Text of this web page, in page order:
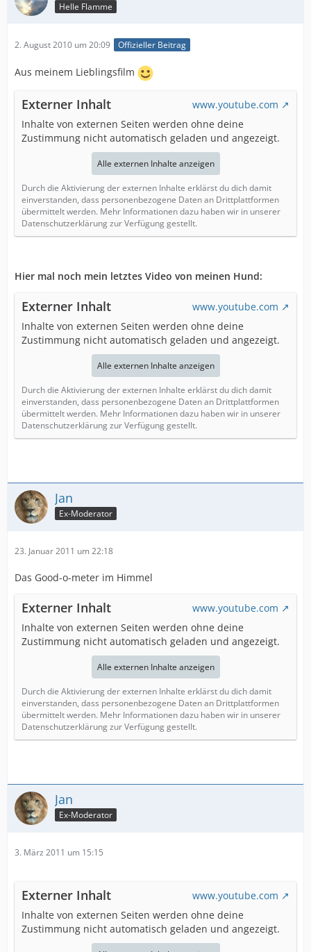
Helle Flamme
2. August 2010 um 20:09 Offizieller Beitrag
Aus meinem Lieblingsfilm
Externer Inhalt
www.youtube.com
Inhalte von externen Seiten werden ohne deine
Zustimmung nicht automatisch geladen und angezeigt.
Alle externen Inhalte anzeigen
Durch die Aktivierung der externen Inhalte erklärst du dich damit
einverstanden, dass personenbezogene Daten an Drittplattformen
übermittelt werden. Mehr Informationen dazu haben wir in unserer
Datenschutzerklärung zur Verfügung gestellt.
Hier mal noch mein letztes Video von meinen Hund:
Externer Inhalt
www.youtube.com
Inhalte von externen Seiten werden ohne deine
Zustimmung nicht automatisch geladen und angezeigt.
Alle externen Inhalte anzeigen
Durch die Aktivierung der externen Inhalte erklärst du dich damit
einverstanden, dass personenbezogene Daten an Drittplattformen
übermittelt werden. Mehr Informationen dazu haben wir in unserer
Datenschutzerklärung zur Verfügung gestellt.
Jan
Ex-Moderator
23. Januar 2011 um 22:18
Das Good-o-meter im Himmel
Externer Inhalt
www.youtube.com
Inhalte von externen Seiten werden ohne deine
Zustimmung nicht automatisch geladen und angezeigt.
Alle externen Inhalte anzeigen
Durch die Aktivierung der externen Inhalte erklärst du dich damit
einverstanden, dass personenbezogene Daten an Drittplattformen
übermittelt werden. Mehr Informationen dazu haben wir in unserer
Datenschutzerklärung zur Verfügung gestellt.
Jan
Ex-Moderator
3. März 2011 um 15:15
Externer Inhalt
www.youtube.com
Inhalte von externen Seiten werden ohne deine
Zustimmung nicht automatisch geladen und angezeigt.